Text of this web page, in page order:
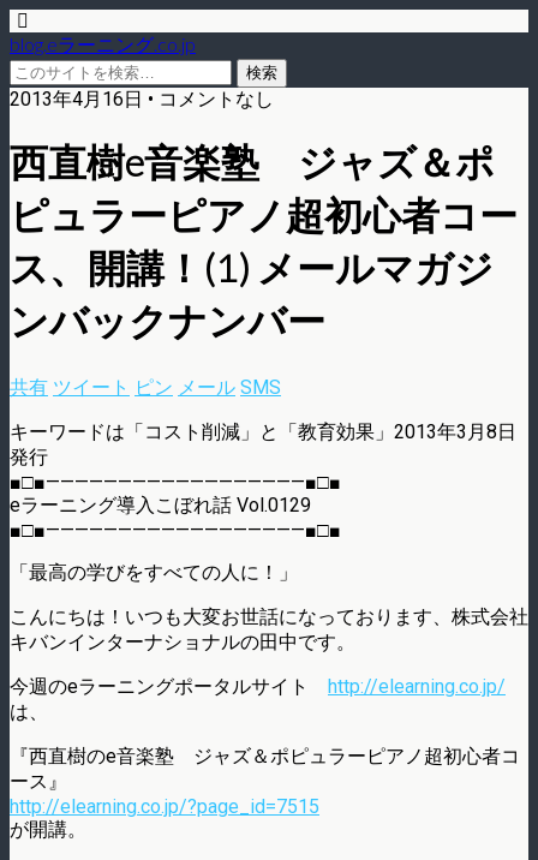
blog.eラーニング.co.jp
2013年4月16日 • コメントなし
西直樹e音楽塾 ジャズ＆ポ
ピュラーピアノ超初心者コー
ス、開講！(1) メールマガジ
ンバックナンバー
共有 ツイート ピン メール SMS
キーワードは「コスト削減」と「教育効果」2013年3月8日
発行
■□■——————————————————■□■
eラーニング導入こぼれ話 Vol.0129
■□■——————————————————■□■
「最高の学びをすべての人に！」
こんにちは！いつも大変お世話になっております、株式会社
キバンインターナショナルの田中です。
今週のeラーニングポータルサイト http://elearning.co.jp/
は、
『西直樹のe音楽塾 ジャズ＆ポピュラーピアノ超初心者コ
ース』
http://elearning.co.jp/?page_id=7515
が開講。